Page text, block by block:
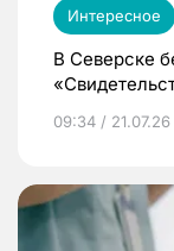
Интересное
В Северске
09:34 / 21.07.26